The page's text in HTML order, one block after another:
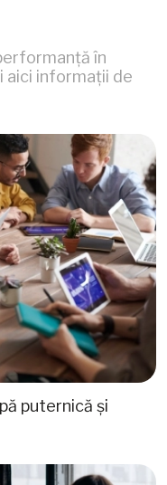
în
aici informații de
puternică și